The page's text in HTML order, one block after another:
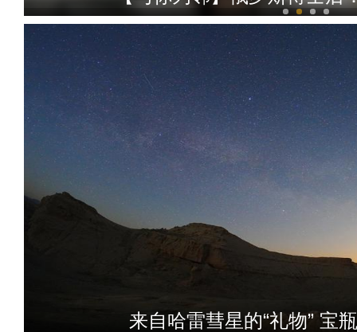
【与你为邻】新疆水
来自哈雷彗星的“礼物” 宝